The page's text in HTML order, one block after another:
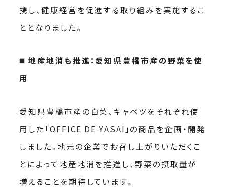
携し、健康経営を促進する取り組みを実施するこ
ととなりました。
◼️地産地消も推進：愛知県豊橋市産の野菜を使
用
愛知県豊橋市産の白菜、キャベツをそれぞれ使
用した「OFFICE DE YASAI」の商品を企画・開発
しました。地元の企業でお召し上がりいただくこ
とによって地産地消を推進し、野菜の摂取量が
増えることを期待しています。